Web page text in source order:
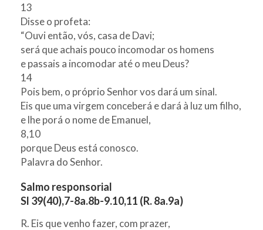
13
Disse o profeta:
“Ouvi então, vós, casa de Davi;
será que achais pouco incomodar os homens
e passais a incomodar até o meu Deus?
14
Pois bem, o próprio Senhor vos dará um sinal.
Eis que uma virgem conceberá e dará à luz um filho,
e lhe porá o nome de Emanuel,
8,10
porque Deus está conosco.
Palavra do Senhor.
Salmo responsorial
Sl 39(40),7-8a.8b-9.10,11 (R. 8a.9a)
R. Eis que venho fazer, com prazer,